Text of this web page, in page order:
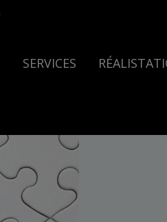
SERVICES